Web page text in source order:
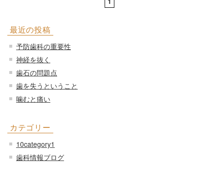
最近の投稿
予防歯科の重要性
神経を抜く
歯石の問題点
歯を失うということ
噛むと痛い
カテゴリー
10category1
歯科情報ブログ